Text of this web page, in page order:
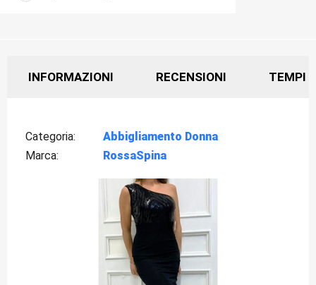
INFORMAZIONI RECENSIONI TEMPI
Categoria
Abbigliamento Donna
Marca
RossaSpina